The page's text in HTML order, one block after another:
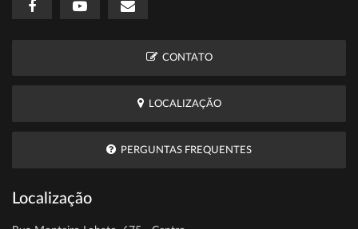
CONTATO
LOCALIZAÇÃO
PERGUNTAS FREQUENTES
Localização